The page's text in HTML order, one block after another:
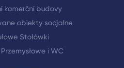
komerční budovy
obiekty socjalne
Stołówki
i WC